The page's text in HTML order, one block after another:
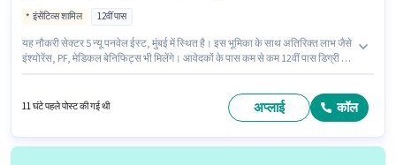
इंसेंटिव्स शामिल 12वीं पास
यह नौकरी सेक्टर 5 न्यू पनवेल ईस्ट, मुंबई में स्थित है। इस भूमिका के साथ अतिरिक्त लाभ जैसे
इंश्योरेंस, PF, मेडिकल बेनिफिट्स भी मिलेंगे। आवेदकों के पास कम से कम 12वीं पास डिग्री या
हैं। Finvista Analytics में बैक ऑफिस / डेटा एंट्री श्रेणी में बैक ऑफिस असिस्टेंट के रूप में
11 घंटे पहले पोस्ट की गई थी अप्लाई कॉल